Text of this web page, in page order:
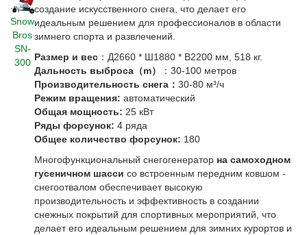
Snow
Bros
SN-
300
создание искусственного снега, что делает его
идеальным решением для профессионалов в области
зимнего спорта и развлечений.
Размер и вес ：Д2660 * Ш1880 * В2200 мм, 518 кг.
Дальность выброса（m）
：30-100 метров
Производительность снега： 30-80 м³/ч
Режим вращения: автоматический
Общая мощность: 25 кВт
Ряды форсунок: 4 ряда
Общее количество форсунок: 180
Многофункциональный снегогенератор на самоходном
гусеничном шасси со встроенным передним ковшом -
снегоотвалом обеспечивает высокую
производительность и эффективность в создании
снежных покрытий для спортивных мероприятий, что
делает его идеальным решением для зимних курортов и